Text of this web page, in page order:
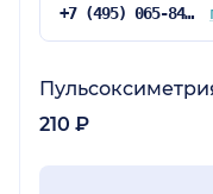
+7 (495) 065-84-16
210 ₽